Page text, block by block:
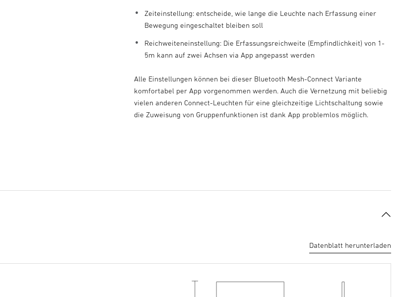
×
dauerhaft für die Benachrichtigung verwendet
Zeiteinstellung: entscheide, wie lange die Leuchte nach Erfassung einer
Bewegung eingeschaltet bleiben soll
Reichweiteneinstellung: Die Erfassungsreichweite (Empfindlichkeit) von 1-
5m kann auf zwei Achsen via App angepasst werden
Alle Einstellungen können bei dieser Bluetooth Mesh-Connect Variante
komfortabel per App vorgenommen werden. Auch die Vernetzung mit beliebig
vielen anderen Connect-Leuchten für eine gleichzeitige Lichtschaltung sowie
die Zuweisung von Gruppenfunktionen ist dank App problemlos möglich.
Datenblatt herunterladen